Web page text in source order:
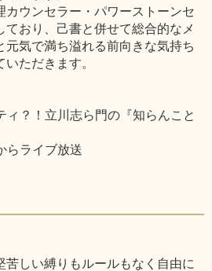
カウンセラー・パワーストーンセ
ており、己書と併せて総合的なメ
元気で満ち溢れる前向きな気持ち
ただきます。
ィ？！立川志ら門の『知らんこと
らライブ放送
苦しい縛りもルールもなく自由に